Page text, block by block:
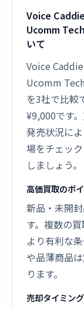
Voice
Ucomm
いて
Voice
Ucomm
を3社で比較
¥9,000です
発売状況に
場をチェッ
しましょう。
高価買取のポ
新品・未開
す。複数の
より有利な
や品薄商品
ります。
売却タイミング